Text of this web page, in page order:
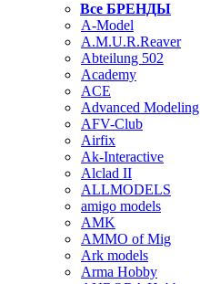
Все БРЕНДЫ
A-Model
A.M.U.R.Reaver
Abteilung 502
Academy
ACE
Advanced Modeling
AFV-Club
Airfix
Ak-Interactive
Alclad II
ALLMODELS
amigo models
AMK
AMMO of Mig
Ark models
Arma Hobby